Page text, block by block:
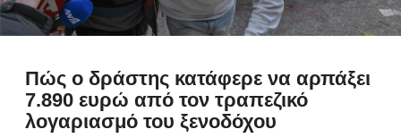
Πώς ο δράστης κατάφερε να αρπάξει
7.890 ευρώ από τον τραπεζικό
λογαριασμό του ξενοδόχου